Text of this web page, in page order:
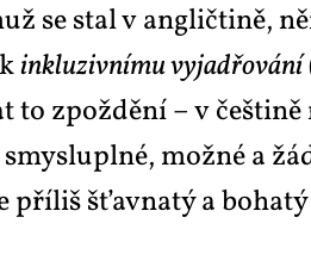
se stal v an­g­lič­ti­ně,
in­klu­ziv­ní­mu vy­ja­d­řo­vá­ní
to zpož­dě­ní – v
mož­né a
pří­liš šťav­na­tý a